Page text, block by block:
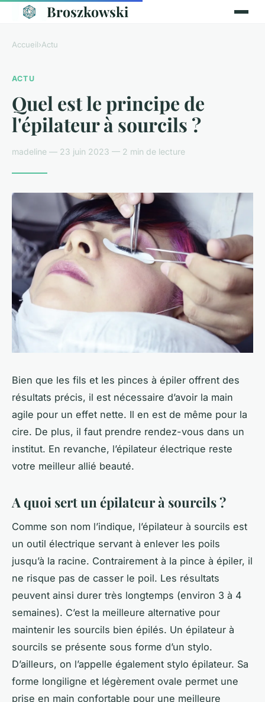
Broszkowski
Accueil›Actu
ACTU
Quel est le principe de
l'épilateur à sourcils ?
madeline — 23 juin 2023 — 2 min de lecture
Bien que les fils et les pinces à épiler offrent des
résultats précis, il est nécessaire d’avoir la main
agile pour un effet nette. Il en est de même pour la
cire. De plus, il faut prendre rendez-vous dans un
institut. En revanche, l’épilateur électrique reste
votre meilleur allié beauté.
A quoi sert un épilateur à sourcils ?
Comme son nom l’indique, l’épilateur à sourcils est
un outil électrique servant à enlever les poils
jusqu’à la racine. Contrairement à la pince à épiler, il
ne risque pas de casser le poil. Les résultats
peuvent ainsi durer très longtemps (environ 3 à 4
semaines). C’est la meilleure alternative pour
maintenir les sourcils bien épilés. Un épilateur à
sourcils se présente sous forme d’un stylo.
D’ailleurs, on l’appelle également stylo épilateur. Sa
forme longiligne et légèrement ovale permet une
prise en main confortable pour une meilleure